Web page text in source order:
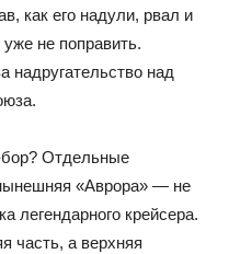
как его надули, рвал и
не поправить.
надругательство над
бор? Отдельные
«Аврора» — не
легендарного крейсера.
часть, а верхняя